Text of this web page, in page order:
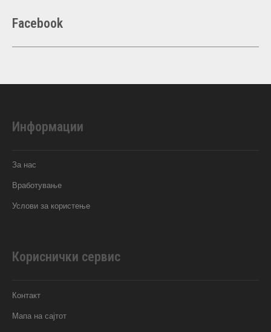
Facebook
Информации
За нас
Вработување
Услови за користење
Кориснички сервис
Контакт
Мапа на сајтот